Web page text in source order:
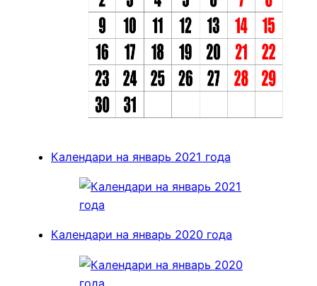
Календари на январь 2021 года
Календари на январь 2020 года